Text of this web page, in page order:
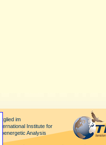
Mitglied im
International Institute for
Bioenergetic Analysis